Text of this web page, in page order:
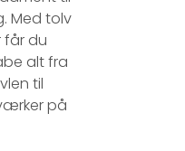
Med tolv
får du
alt fra
til
på